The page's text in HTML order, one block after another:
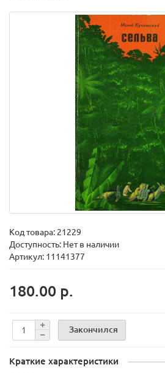
Код товара: 21229
Доступность: Нет в наличии
Артикул: 11141377
180.00 р.
Закончился
Краткие характеристики